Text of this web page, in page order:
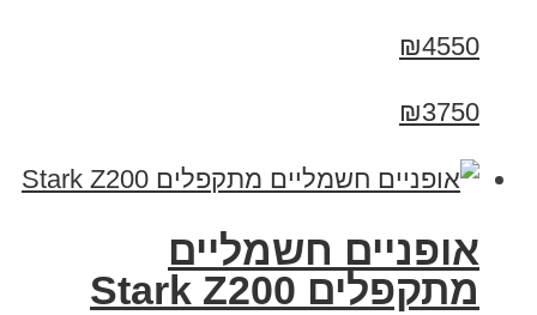
₪4550
₪3750
‏אופניים חשמליים
‏מתקפלים Stark Z200